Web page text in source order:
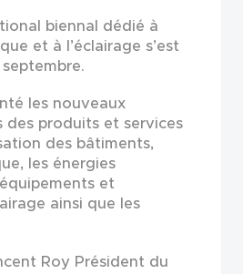
biennal dédié à
et à l’éclairage s’est
les nouveaux
des produits et services
des bâtiments,
les énergies
et
ainsi que les
Roy Président du